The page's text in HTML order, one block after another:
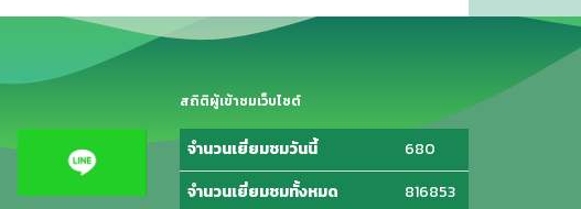
สถิติผู้เข้าชมเว็บไซต์
จำนวนเยี่ยมชมวันนี้
680
จำนวนเยี่ยมชมทั้งหมด
816853